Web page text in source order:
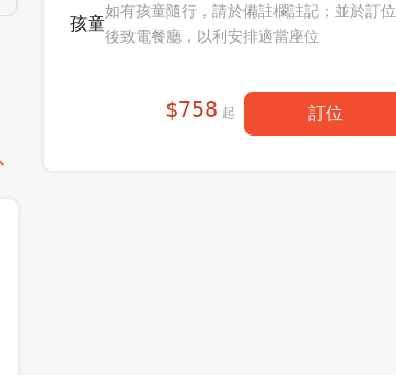
孩童
如有孩童隨行，請於備註欄註記；並於訂位
後致電餐廳，以利安排適當座位
$758 起 訂位